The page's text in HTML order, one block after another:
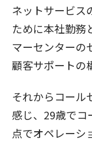
ネットサービス
ために本社勤務
マーセンターの
顧客サポートの
それからコール
感じ、29歳でコ
点でオペレーシ